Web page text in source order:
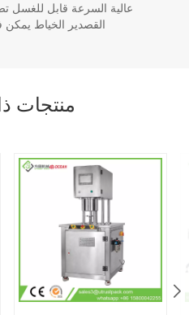
عالية السرعة قابل للغسل
القصدير الخياط يمكن
منتجات